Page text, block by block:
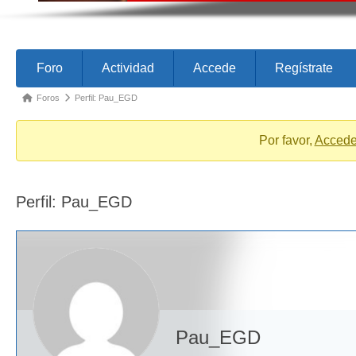
Foro Actividad Accede Regístrate
-
You
here:
Foros Perfil: Pau_EGD
Por favor,
Perfil: Pau_EGD
Pau_EGD